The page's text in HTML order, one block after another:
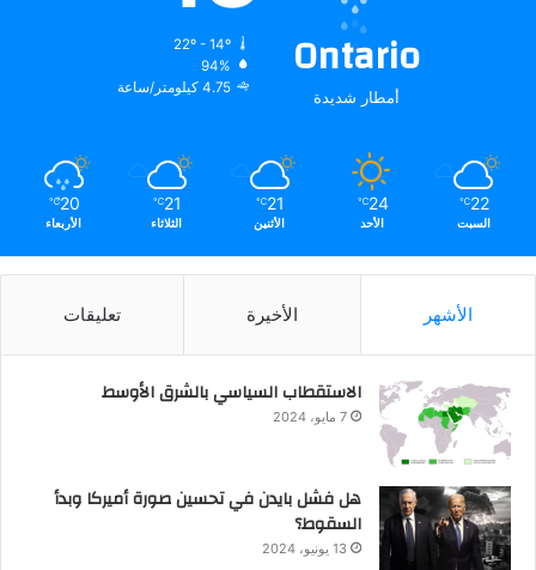
Ontario
أمطار شديدة
22º - 14º
94%
4.75 كيلومتر/ساعة
22
℃
السبت
24
℃
الأحد
21
℃
الأثنين
21
℃
الثلاثاء
20
℃
الأربعاء
الأشهر الأخيرة تعليقات
الاستقطاب السياسي بالشرق الأوسط
7 مايو، 2024
هل فشل بايدن في تحسين صورة أميركا وبدأ
السقوط؟
13 يونيو، 2024